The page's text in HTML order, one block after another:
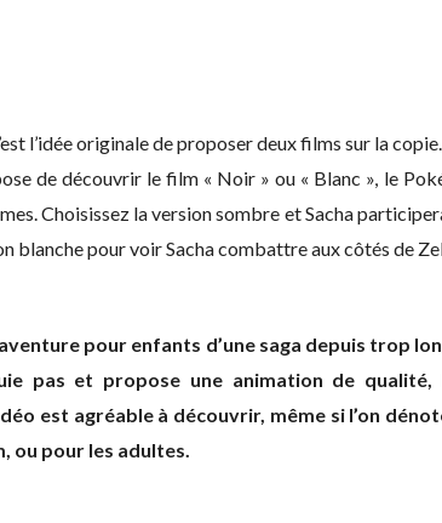
l’idée originale de proposer deux films sur la
de découvrir le film « Noir » ou « Blanc », le
Choisissez la version sombre et Sacha
blanche pour voir Sacha combattre aux côtés de
pour enfants d’une saga depuis trop
pas et propose une animation de
est agréable à découvrir, même si l’on
ou pour les adultes.